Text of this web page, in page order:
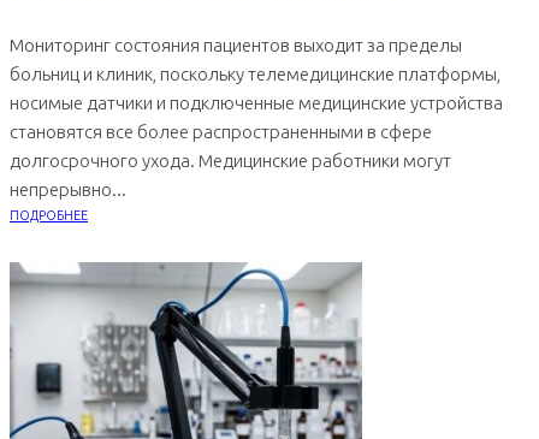
Мониторинг состояния пациентов выходит за пределы
больниц и клиник, поскольку телемедицинские платформы,
носимые датчики и подключенные медицинские устройства
становятся все более распространенными в сфере
долгосрочного ухода. Медицинские работники могут
непрерывно...
ПОДРОБНЕЕ